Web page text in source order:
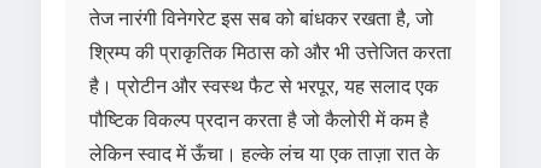
तेज नारंगी विनेगरेट इस सब को बांधकर रखता है, जो
श्रिम्प की प्राकृतिक मिठास को और भी उत्तेजित करता
है। प्रोटीन और स्वस्थ फैट से भरपूर, यह सलाद एक
पौष्टिक विकल्प प्रदान करता है जो कैलोरी में कम है
लेकिन स्वाद में ऊँचा। हल्के लंच या एक ताज़ा रात के